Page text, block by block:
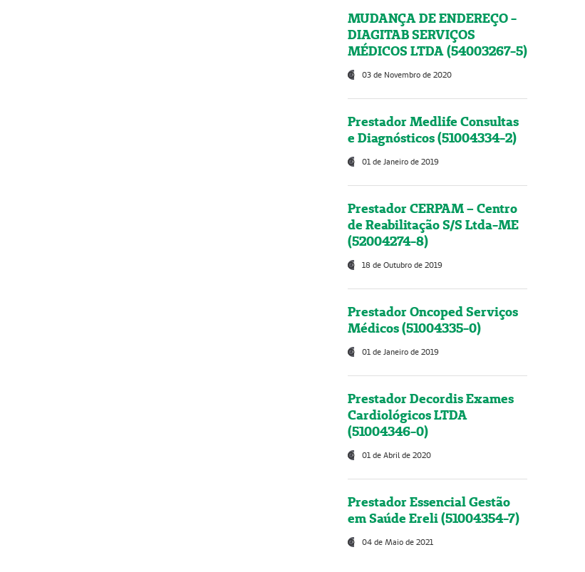
MUDANÇA DE ENDEREÇO -
DIAGITAB SERVIÇOS
MÉDICOS LTDA (54003267-5)
03 de Novembro de 2020
Prestador Medlife Consultas
e Diagnósticos (51004334-2)
01 de Janeiro de 2019
Prestador CERPAM – Centro
de Reabilitação S/S Ltda-ME
(52004274-8)
18 de Outubro de 2019
Prestador Oncoped Serviços
Médicos (51004335-0)
01 de Janeiro de 2019
Prestador Decordis Exames
Cardiológicos LTDA
(51004346-0)
01 de Abril de 2020
Prestador Essencial Gestão
em Saúde Ereli (51004354-7)
04 de Maio de 2021